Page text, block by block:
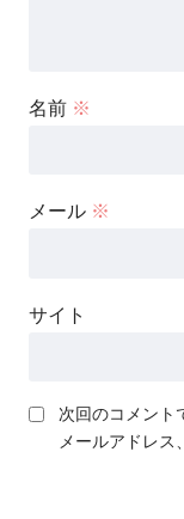
名前 ※
メール ※
サイト
次回のコメント
メールアドレス